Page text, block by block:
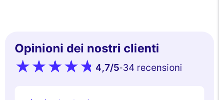
Opinioni dei nostri clienti
4,7/5-34 recensioni